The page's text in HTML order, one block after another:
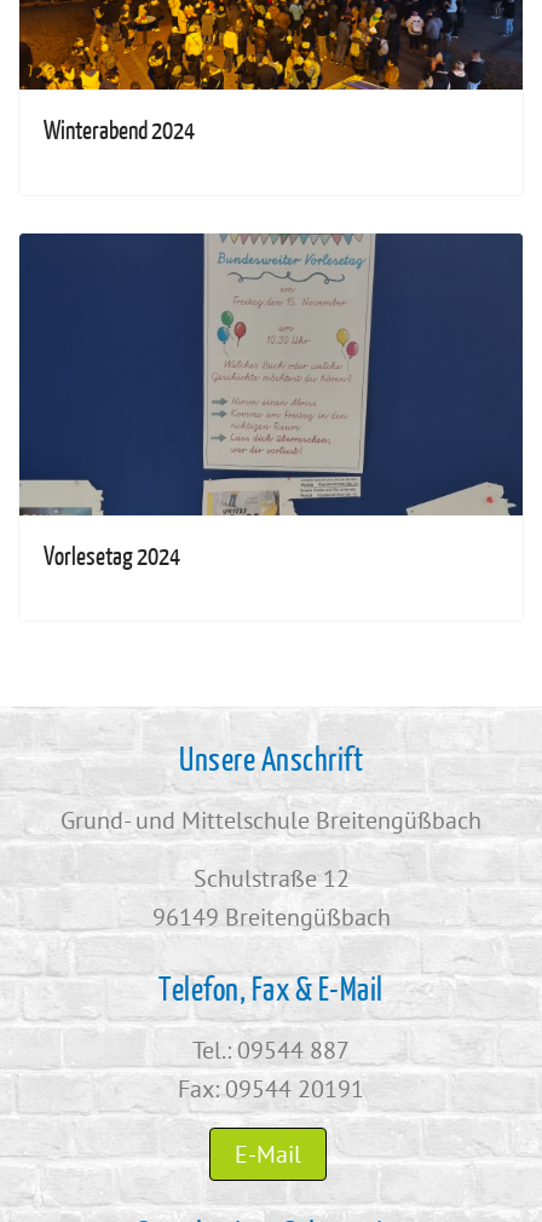
Winterabend 2024
Vorlesetag 2024
Unsere Anschrift
Grund- und Mittelschule Breitengüßbach
Schulstraße 12
96149 Breitengüßbach
Telefon, Fax & E-Mail
Tel.: 09544 887
Fax: 09544 20191
E-Mail